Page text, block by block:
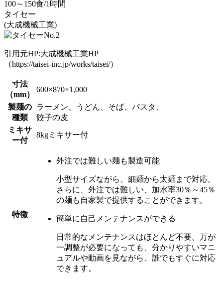
100～150食/1時間
タイセー
(大成機械工業)
引用元HP:大成機械工業HP
（https://taisei-inc.jp/works/taisei/）
寸法
（mm）
600×870×1,000
製麺の
種類
ラーメン、うどん、そば、パスタ、
餃子の皮
ミキサ
ー付
8kgミキサー付
特徴
外注では難しい麺も製造可能
小型サイズながら、細麺から太麺まで対応。
さらに、外注では難しい、加水率30％～45％
の麺も自家製で提供することができます。
簡単に自己メンテナンスができる
日常的なメンテナンスはほとんど不要。 万が
一調整が必要になっても、分かりやすいマニ
ュアルや動画を見ながら、誰でもすぐに対応
できます。